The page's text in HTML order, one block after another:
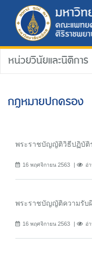
หน่วยวินัยและนิติการ
กฎหมายปกครอง
พระราชบัญญัติวิธีปฏิบัติ
16 พฤศจิกายน 2563 อ่
พระราชบัญญัติความรับผิ
16 พฤศจิกายน 2563 อ่